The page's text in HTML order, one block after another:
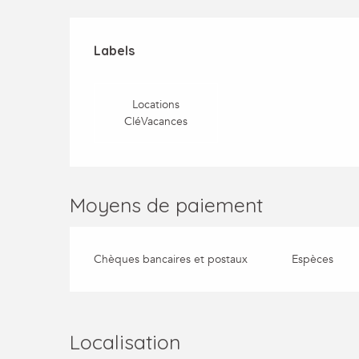
Offres de
Labels
Labels
Locations
CléVacances
Moyens de paiement
Chèques bancaires et postaux Espèces
Localisation